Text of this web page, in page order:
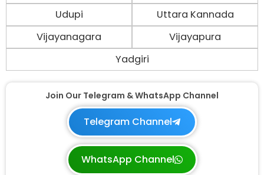
Udupi
Uttara Kannada
Vijayanagara
Vijayapura
Yadgiri
Join Our Telegram & WhatsApp Channel
Telegram Channel
WhatsApp Channel